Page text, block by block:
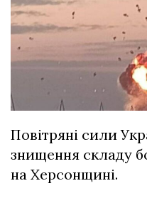
Повітряні сили
знищення складу
на Херсонщині.